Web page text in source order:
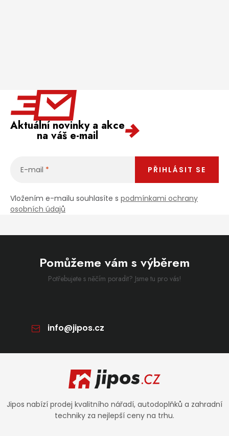
Aktuální novinky a akce
na váš e-mail
E-mail
Vložením e-mailu souhlasíte s podmínkami ochrany
osobních údajů
PŘIHLÁSIT SE
Pomůžeme vám s výběrem
Potřebujete s něčím poradit? Jsme tu pro vás!
info@jipos.cz
Jipos nabízí prodej kvalitního nářadí, autodoplňků a zahradní
techniky za nejlepší ceny na trhu.